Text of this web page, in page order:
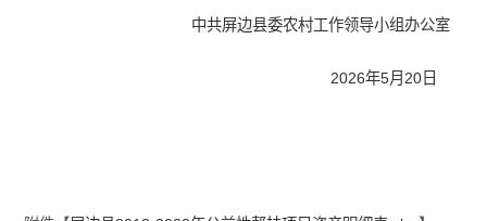
中共屏边县委农村工作领导小组办公室
2026年5月20日